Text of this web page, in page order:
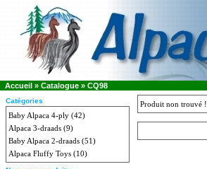
Accueil » Catalogue » CQ98
Catégories
Baby Alpaca 4-ply (42)
Alpaca 3-draads (9)
Baby Alpaca 2-draads (51)
Alpaca Fluffy Toys (10)
Produit non trouvé !